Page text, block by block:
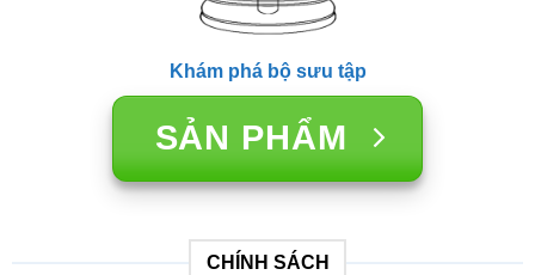
Khám phá bộ sưu tập
SẢN PHẨM
CHÍNH SÁCH